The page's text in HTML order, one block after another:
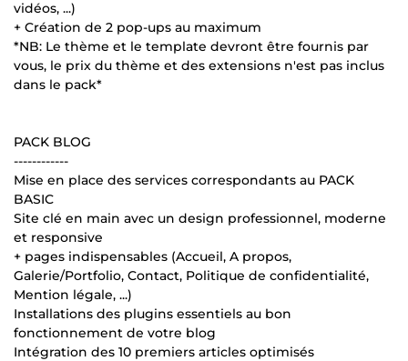
vidéos, ...)
+ Création de 2 pop-ups au maximum
*NB: Le thème et le template devront être fournis par
vous, le prix du thème et des extensions n'est pas inclus
dans le pack*
PACK BLOG
------------
Mise en place des services correspondants au PACK
BASIC
Site clé en main avec un design professionnel, moderne
et responsive
+ pages indispensables (Accueil, A propos,
Galerie/Portfolio, Contact, Politique de confidentialité,
Mention légale, ...)
Installations des plugins essentiels au bon
fonctionnement de votre blog
Intégration des 10 premiers articles optimisés